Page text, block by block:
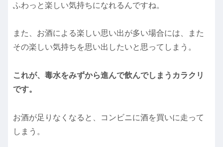
ふわっと楽しい気持ちになれるんですね。
また、お酒による楽しい思い出が多い場合には、また
その楽しい気持ちを思い出したいと思ってしまう。
これが、毒水をみずから進んで飲んでしまうカラクリ
です。
お酒が足りなくなると、コンビニに酒を買いに走って
しまう。